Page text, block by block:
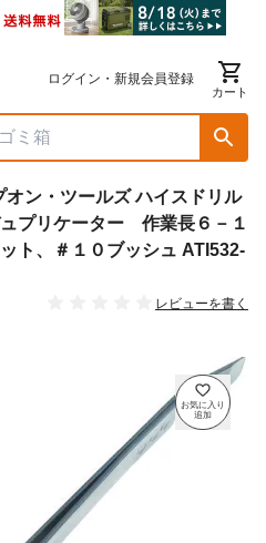
ログイン・新規会員登録
カート
オン・ツールズ ハイスドリル
プリケーター 作業長６－１
ト、＃１０ブッシュ ATI532-
レビューを書く